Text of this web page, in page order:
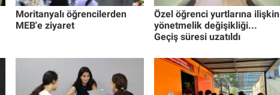
Moritanyalı öğrencilerden
MEB'e ziyaret
Özel öğrenci yurtlarına ilişkin
yönetmelik değişikliği...
Geçiş süresi uzatıldı